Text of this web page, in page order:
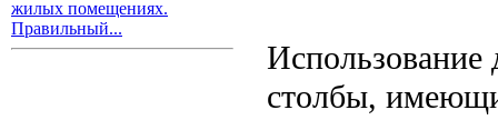
жилых помещениях.
Правильный...
Использование
столбы,